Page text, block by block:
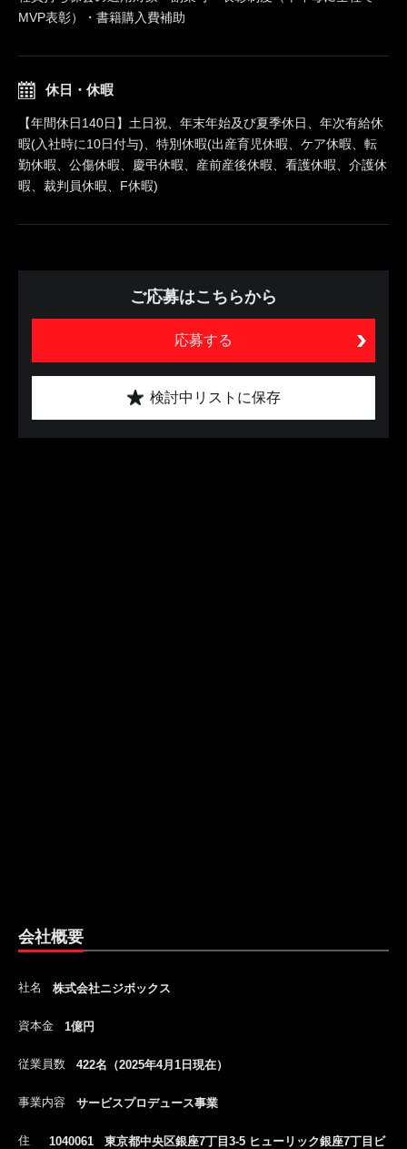
MVP表彰）・書籍購入費補助
休日・休暇
【年間休日140日】土日祝、年末年始及び夏季休日、年次有給休
暇(入社時に10日付与)、特別休暇(出産育児休暇、ケア休暇、転
勤休暇、公傷休暇、慶弔休暇、産前産後休暇、看護休暇、介護休
暇、裁判員休暇、F休暇)
ご応募はこちらから
応募する
検討中リストに保存
会社概要
社名 株式会社ニジボックス
資本金 1億円
従業員数 422名（2025年4月1日現在）
事業内容 サービスプロデュース事業
住
1040061 東京都中央区銀座7丁目3-5 ヒューリック銀座7丁目ビ